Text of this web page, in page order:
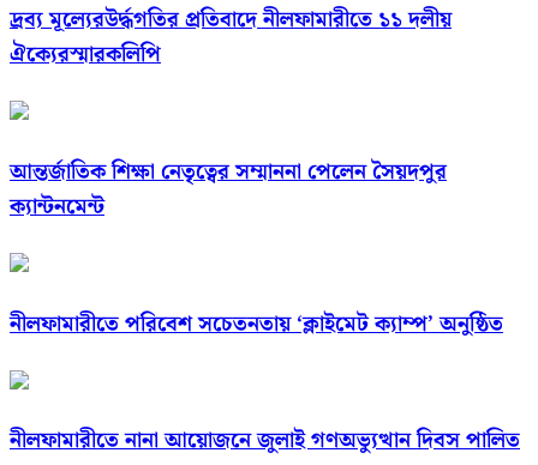
দ্রব্য মূল্যেরউর্দ্ধগতির প্রতিবাদে নীলফামারীতে ১১ দলীয়
ঐক্যেরস্মারকলিপি
আন্তর্জাতিক শিক্ষা নেতৃত্বের সম্মাননা পেলেন সৈয়দপুর
ক্যান্টনমেন্ট
নীলফামারীতে পরিবেশ সচেতনতায় ‘ক্লাইমেট ক্যাম্প’ অনুষ্ঠিত
নীলফামারীতে নানা আয়োজনে জুলাই গণঅভ্যুত্থান দিবস পালিত